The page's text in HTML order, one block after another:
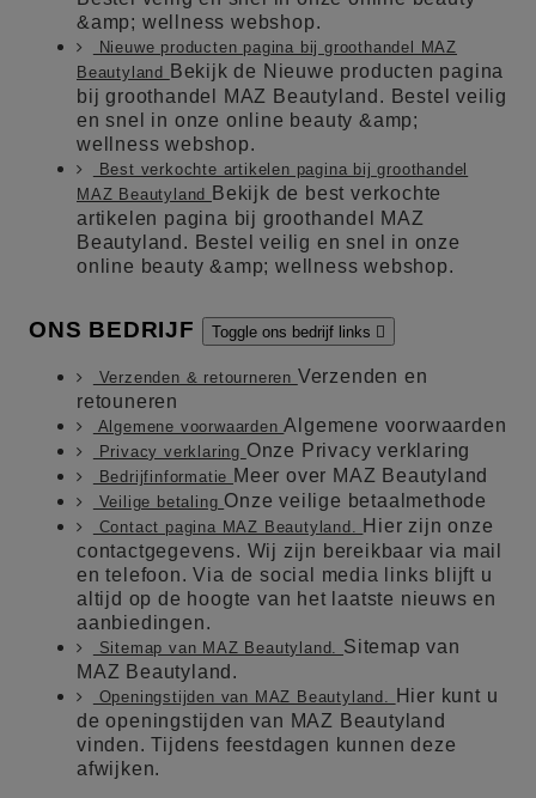
&amp; wellness webshop.
Nieuwe producten pagina bij groothandel MAZ
Beautyland Bekijk de Nieuwe producten pagina
bij groothandel MAZ Beautyland. Bestel veilig
en snel in onze online beauty &amp;
wellness webshop.
Best verkochte artikelen pagina bij groothandel
MAZ Beautyland Bekijk de best verkochte
artikelen pagina bij groothandel MAZ
Beautyland. Bestel veilig en snel in onze
online beauty &amp; wellness webshop.
ONS BEDRIJF Toggle ons bedrijf links 
Verzenden & retourneren Verzenden en
retouneren
Algemene voorwaardenAlgemene voorwaarden
Privacy verklaring Onze Privacy verklaring
Bedrijfinformatie Meer over MAZ Beautyland
Veilige betaling Onze veilige betaalmethode
Contact pagina MAZ Beautyland.
Hier zijn onze
contactgegevens. Wij zijn bereikbaar via mail
en telefoon. Via de social media links blijft u
altijd op de hoogte van het laatste nieuws en
aanbiedingen.
Sitemap van MAZ Beautyland. Sitemap van
MAZ Beautyland.
Openingstijden van MAZ Beautyland.
Hier kunt u
de openingstijden van MAZ Beautyland
vinden. Tijdens feestdagen kunnen deze
afwijken.